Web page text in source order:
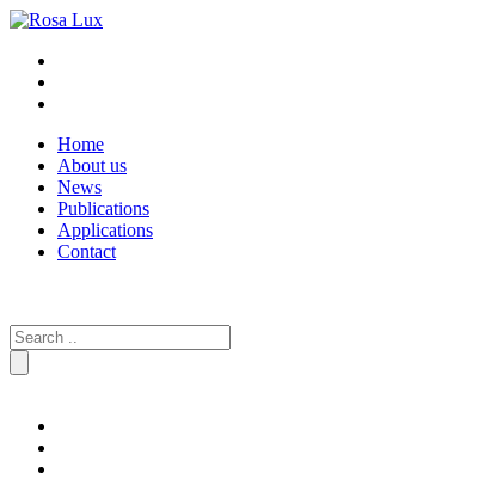
Home
About us
News
Publications
Applications
Contact
Search
for: